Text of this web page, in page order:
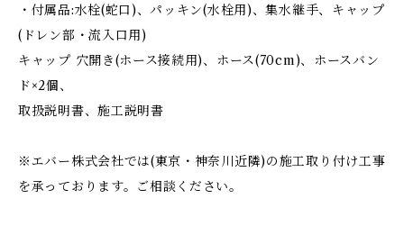
・付属品:水栓(蛇口)、パッキン(水栓用)、集水継手、キャップ
(ドレン部・流入口用)
キャップ 穴開き(ホース接続用)、ホース(70cm)、ホースバン
ド×2個、
取扱説明書、施工説明書
※エバー株式会社では(東京・神奈川近隣)の施工取り付け工事
を承っております。ご相談ください。